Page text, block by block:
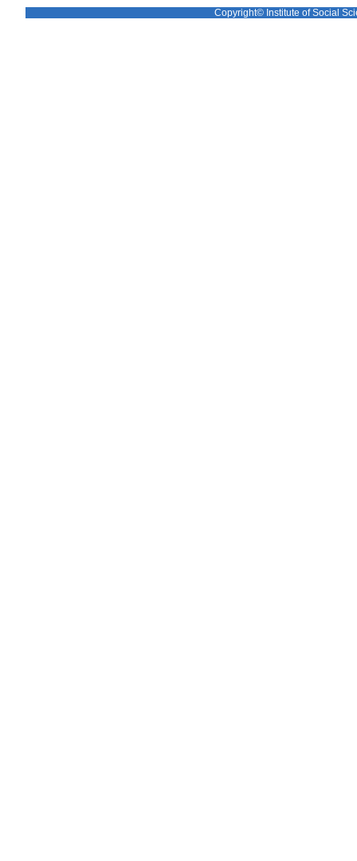
Copyright© Institute of Social